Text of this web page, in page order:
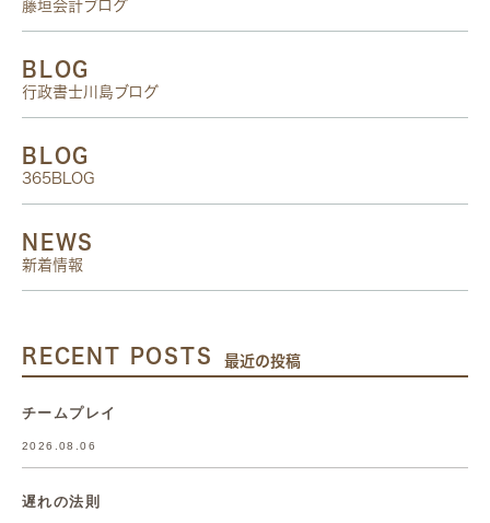
藤垣会計ブログ
BLOG
行政書士川島ブログ
BLOG
365BLOG
NEWS
新着情報
RECENT POSTS 最近の投稿
チームプレイ
2026.08.06
遅れの法則